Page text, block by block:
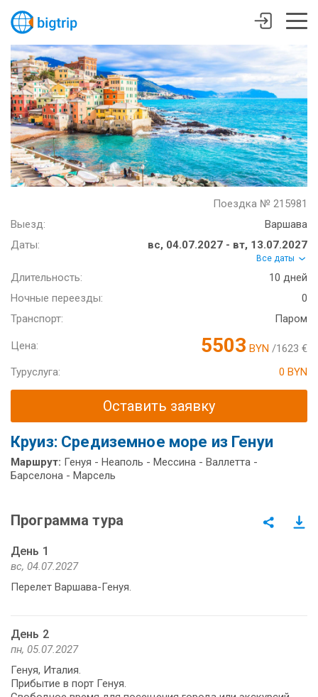
Поездка № 215981
Выезд:
Варшава
Даты:
вс, 04.07.2027 - вт, 13.07.2027
Все даты
Длительность:
10 дней
Ночные переезды:
0
Транспорт:
Паром
Цена: 5503 BYN /1623 €
Туруслуга:
0 BYN
Оставить заявку
Круиз: Средиземное море из Генуи
Маршрут: Генуя - Неаполь - Мессина - Валлетта -
Барселона - Марсель
Программа тура
День 1
вс, 04.07.2027
Перелет Варшава-Генуя.
День 2
пн, 05.07.2027
Генуя, Италия.
Прибытие в порт Генуя.